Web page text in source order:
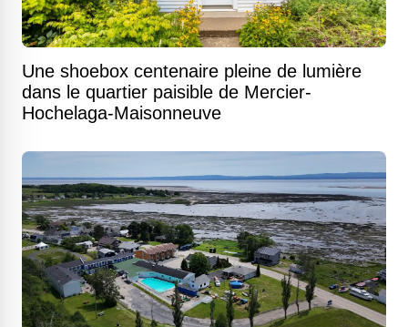
Une shoebox centenaire pleine de lumière
dans le quartier paisible de Mercier-
Hochelaga-Maisonneuve